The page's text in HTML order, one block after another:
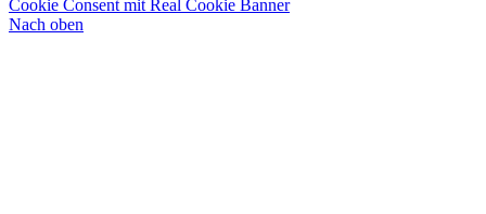
Cookie Consent mit Real Cookie Banner
Nach oben